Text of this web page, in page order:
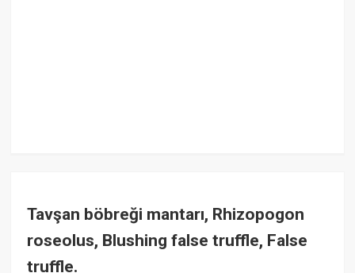
Tavşan böbreği mantarı, Rhizopogon
roseolus, Blushing false truffle, False
truffle.